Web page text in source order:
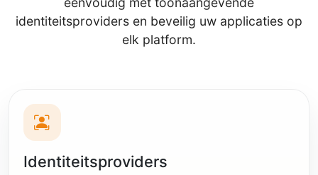
identiteitsproviders en beveilig uw applicaties op
elk platform.
Identiteitsproviders